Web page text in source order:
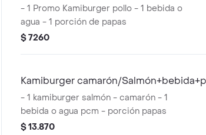
- 1 Promo Kamiburger pollo - 1 bebida o
agua - 1 porción de papas
$ 7260
Kamiburger camarón/
- 1 kamiburger salmón - camarón - 1
bebida o agua pcm - porción papas
$ 13.870